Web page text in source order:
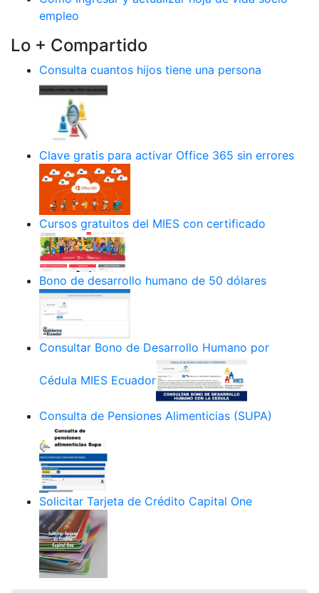
empleo
Lo + Compartido
Consulta cuantos hijos tiene una persona
Clave gratis para activar Office 365 sin errores
Cursos gratuitos del MIES con certificado
Bono de desarrollo humano de 50 dólares
Consultar Bono de Desarrollo Humano por
Cédula MIES Ecuador
Consulta de Pensiones Alimenticias (SUPA)
Solicitar Tarjeta de Crédito Capital One